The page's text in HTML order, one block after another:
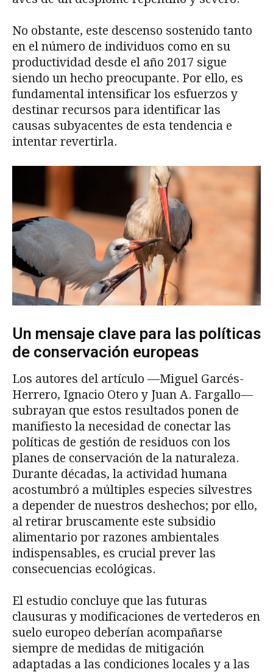
No obstante, este descenso sostenido tanto
en el número de individuos como en su
productividad desde el año 2017 sigue
siendo un hecho preocupante. Por ello, es
fundamental intensificar los esfuerzos y
destinar recursos para identificar las
causas subyacentes de esta tendencia e
intentar revertirla.
Un mensaje clave para las políticas
de conservación europeas
Los autores del artículo —Miguel Garcés-
Herrero, Ignacio Otero y Juan A. Fargallo—
subrayan que estos resultados ponen de
manifiesto la necesidad de conectar las
políticas de gestión de residuos con los
planes de conservación de la naturaleza.
Durante décadas, la actividad humana
acostumbró a múltiples especies silvestres
a depender de nuestros deshechos; por ello,
al retirar bruscamente este subsidio
alimentario por razones ambientales
indispensables, es crucial prever las
consecuencias ecológicas.
El estudio concluye que las futuras
clausuras y modificaciones de vertederos en
suelo europeo deberían acompañarse
siempre de medidas de mitigación
adaptadas a las condiciones locales y a las